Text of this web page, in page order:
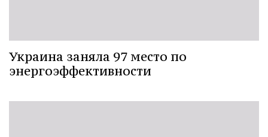
Украина заняла 97 место по
энергоэффективности